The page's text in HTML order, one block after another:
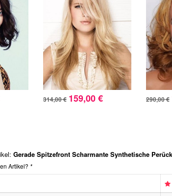
314,00 € 159,00 € 290,00 €
Gerade Spitzefront Scharmante Synthetische
Artikel? *